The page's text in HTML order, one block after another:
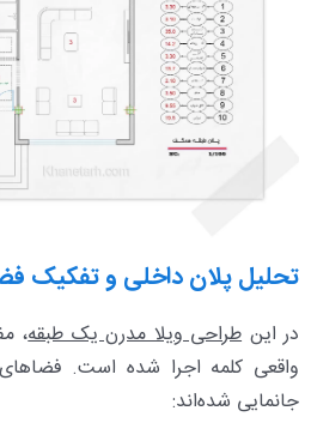
تحلیل پلان داخلی و تفکیک
در این طراحی ویلا مدرن یک‌ طبقه،
واقعی کلمه اجرا شده است.
جانمایی شده‌اند: